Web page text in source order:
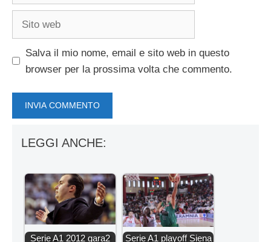
Salva il mio nome, email e sito web in questo
browser per la prossima volta che commento.
LEGGI ANCHE:
Serie A1 2012 gara2
Serie A1 playoff Siena